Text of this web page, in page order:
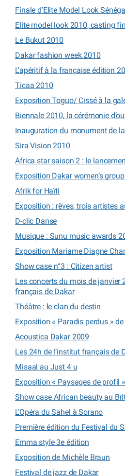
Finale d’Elite Model Look
Elite model look 2010, casting
Le Bukut 2010
Dakar fashion week 2010
L’apéritif à la française édition
Ticaa 2010
Exposition Toguo/ Cissé à la
Biennale 2010, la cérémonie
Inauguration du monument de
Sira Vision 2010
Africa star saison 2 : le
Exposition Dakar women’s
Afrik for Haïti
Exposition : rêves, trois artistes
D-clic Danse
Musique : Sunu music awards
Exposition Mariame Diagne
Show case n°3 : Citizen artist
Les concerts du mois de janvier
français de Dakar
Théâtre : le clan du destin
Exposition « Paradis perdus »
Acoustica Dakar 2009
Les 24h de l’institut français de
Misaal au Just 4 u
Exposition « Paysages de profil
Show case African beauty au
L’Opéra du Sahel à Sorano
Première édition du Festival du
Emma style 3e édition
Exposition de Michèle Braun
Festival de jazz de Dakar